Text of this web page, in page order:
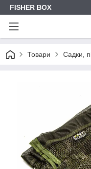
FISHER BOX
Товари Садки,